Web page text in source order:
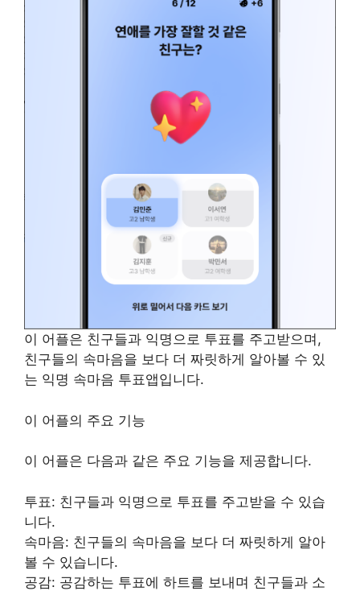
이 어플은 친구들과 익명으로 투표를 주고받으며,
친구들의 속마음을 보다 더 짜릿하게 알아볼 수 있
는 익명 속마음 투표앱입니다.
이 어플의 주요 기능
이 어플은 다음과 같은 주요 기능을 제공합니다.
투표: 친구들과 익명으로 투표를 주고받을 수 있습
니다.
속마음: 친구들의 속마음을 보다 더 짜릿하게 알아
볼 수 있습니다.
공감: 공감하는 투표에 하트를 보내며 친구들과 소